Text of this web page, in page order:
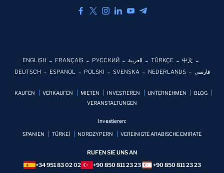
ENGLISH FRANÇAIS РУССКИЙ العربية TÜRKÇE
中文
DEUTSCH
ESPAÑOL POLSKI SVENSKA NEDERLANDS فارسی
KAUFEN VERKAUFEN MIETEN INVESTIEREN UNTERNEHMEN
BLOG
VERANSTALTUNGEN
Investieren:
SPANIEN TÜRKEİ NORDZYPERN VEREINIGTE ARABISCHE EMIRATE
RUFEN SIE UNS AN
+34 951 83 02 02
+90 850 811 23 23 +90 850 811 23 23